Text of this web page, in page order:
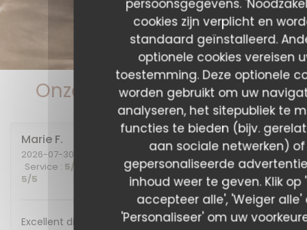
persoonsgegevens.
cookies zijn verplicht en
standaard geïnstalleerd.
optionele cookies vereisen
toestemming. Deze optionele
worden gebruikt om uw
analyseren, het sitepubliek te
functies te bieden (bijv.
aan sociale netwerken) of
gepersonaliseerde
inhoud weer te geven. Klik op
accepteer alle', 'Weiger alle'
'Personaliseer' om uw
Onze gastbeoordelingen
Marie F
2026-07-30 - 20:00 - Gasten 2
Service : 5/5 Atmosfeer:5/5 Keuken:5/5 Kwaliteit / Prijs:
5/5
Excellent diner et excellente soirée, nous